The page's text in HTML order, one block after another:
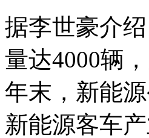
据李世豪介
量达4000辆
年末，新能
新能源客车